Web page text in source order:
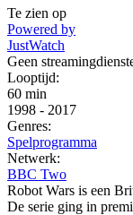
Te zien op
Powered by
JustWatch
Geen
Looptijd:
60 min
1998 - 2017
Genres:
Spelprogramma
Netwerk:
BBC Two
Robot Wars is een
De serie ging in